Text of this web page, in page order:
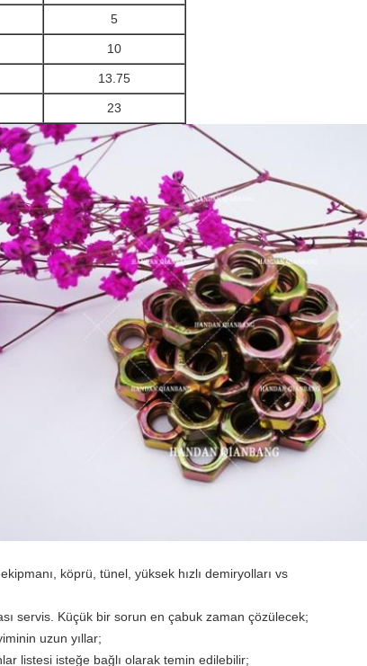
5
10
13.75
23
köprü, tünel, yüksek hızlı demiryolları vs
servis. Küçük bir sorun en çabuk zaman çözülecek;
uzun yıllar;
listesi isteğe bağlı olarak temin edilebilir;